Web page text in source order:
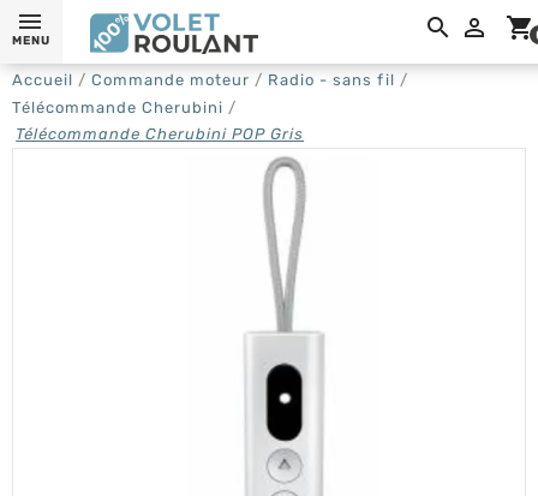
 shopping_cart
MENU
Accueil Commande moteur
Radio - sans fil
Télécommande Cherubini
Télécommande Cherubini POP Gris